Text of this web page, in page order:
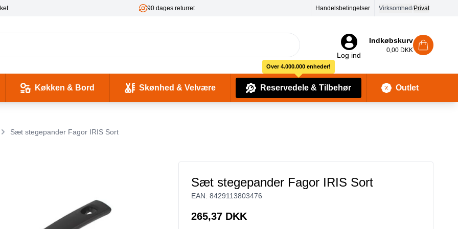
90 dages returret Handelsbetingelser Virksomhed/Privat
Log ind
Indkøbskurv
0,00 DKK
Køkken & Bord Skønhed & Velvære Reservedele & Tilbehør
Over 4.000.000 enheder!
Outlet
Sæt stegepander Fagor IRIS Sort
Sæt stegepander Fagor IRIS Sort
EAN: 8429113803476
265,37 DKK